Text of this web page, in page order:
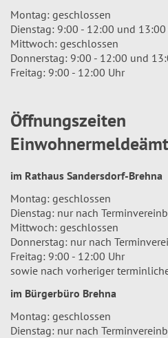
Montag: geschlossen
Dienstag: 9:00 - 12:00 und
Mittwoch: geschlossen
Donnerstag: 9:00 - 12:00 und
Freitag: 9:00 - 12:00 Uhr
Öffnungszeiten
im Rathaus Sandersdorf-Brehna
Montag: geschlossen
Dienstag: nur nach
Mittwoch: geschlossen
Donnerstag: nur nach
Freitag: 9:00 - 12:00 Uhr
sowie nach vorheriger
im Bürgerbüro Brehna
Montag: geschlossen
Dienstag: nur nach